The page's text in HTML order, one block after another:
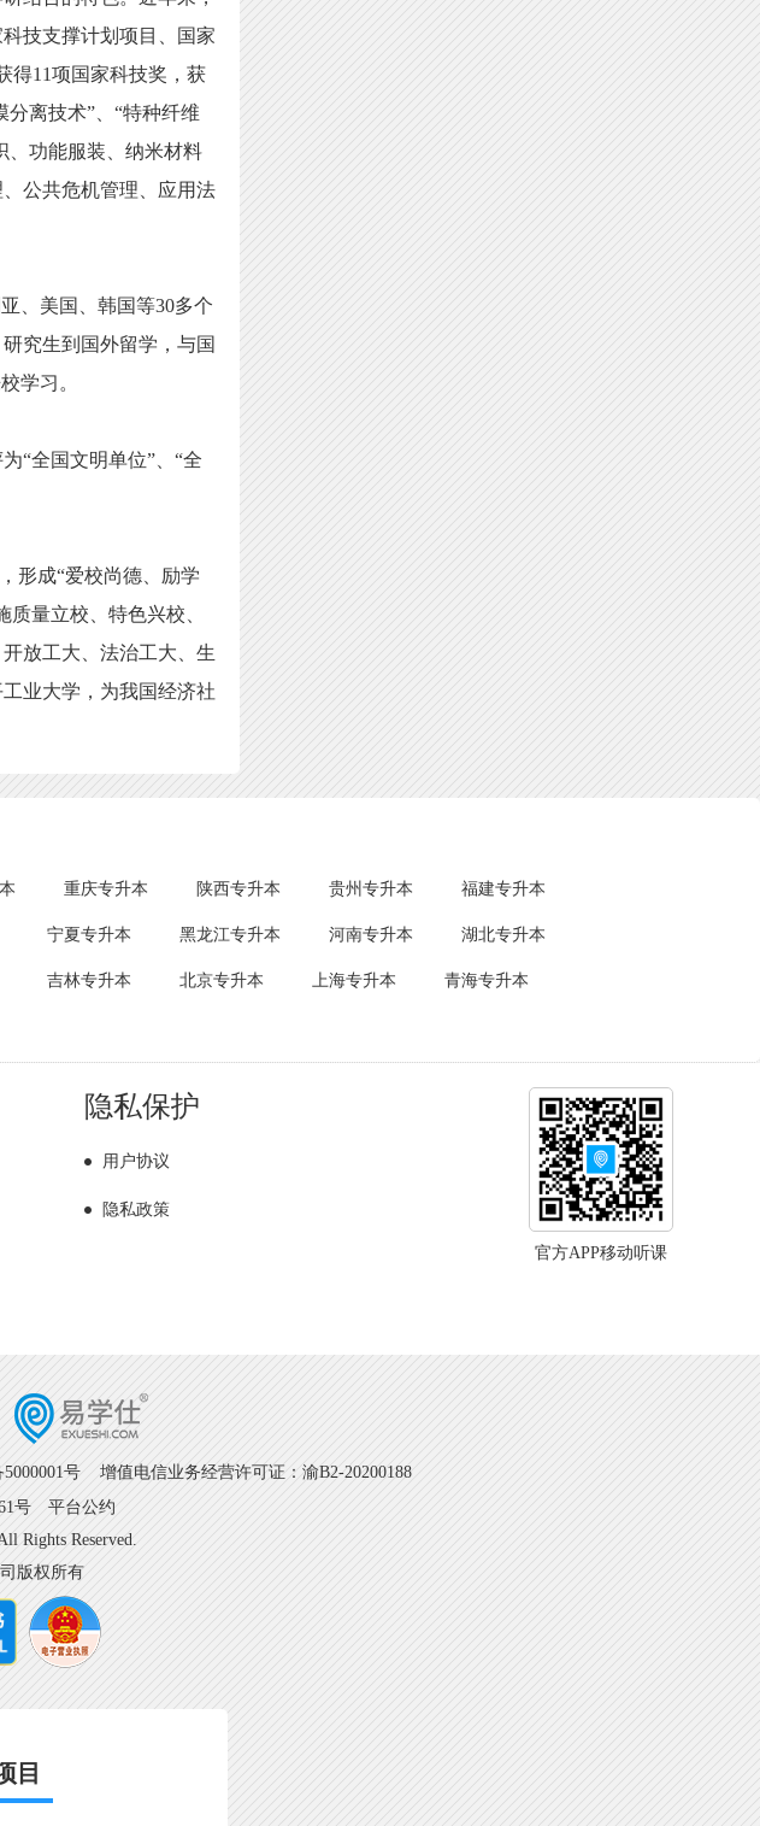
技支撑计划项目、国家
得11项国家科技奖，获
离技术”、“特种纤维
、功能服装、纳米材料
公共危机管理、应用法
、美国、韩国等30多个
究生到国外留学，与国
学习。
“全国文明单位”、“全
形成“爱校尚德、励学
量立校、特色兴校、
放工大、法治工大、生
业大学，为我国经济社
重庆专升本 陕西专升本 贵州专升本 福建专升本
宁夏专升本 黑龙江专升本 河南专升本 湖北专升本
吉林专升本 北京专升本 上海专升本 青海专升本
隐私保护
用户协议
隐私政策
官方APP移动听课
号 增值电信业务经营许可证：渝B2-20200188
号
平台公约
Rights Reserved.
司版权所有
目